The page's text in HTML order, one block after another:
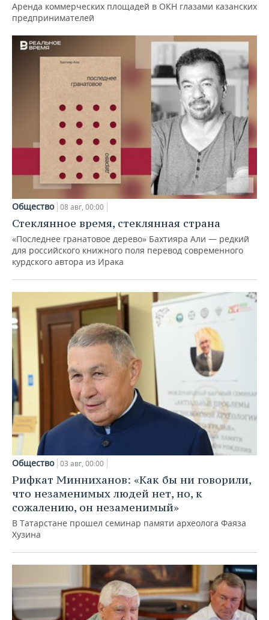
Аренда коммерческих площадей в ОКН глазами казанских
предпринимателей
Общество 08 авг, 00:00
Стеклянное время, стеклянная страна
«Последнее гранатовое дерево» Бахтияра Али — редкий
для российского книжного поля перевод современного
курдского автора из Ирака
Общество 03 авг, 00:00
Рифкат Минниханов: «Как бы ни говорили,
что незаменимых людей нет, но, к
сожалению, он незаменимый»
В Татарстане прошел семинар памяти археолога Фаяза
Хузина